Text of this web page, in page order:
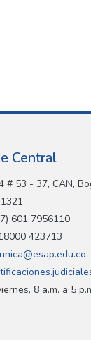
Central
# 53 - 37, CAN,
601 7956110
423713
8 a.m. a 5